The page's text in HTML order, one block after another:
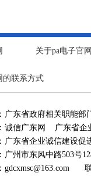
关于pa电子官
的联系方式
广东省政府相关职能
诚信广东网 广东省企
广东省企业诚信建设
市东风中路503号
gdcxmsc@163.com 联